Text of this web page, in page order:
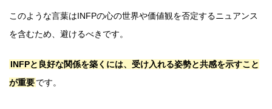
このような言葉はINFPの心の世界や価値観を否定するニュアンス
を含むため、避けるべきです。
INFPと良好な関係を築くには、受け入れる姿勢と共感を示すこと
が重要です。